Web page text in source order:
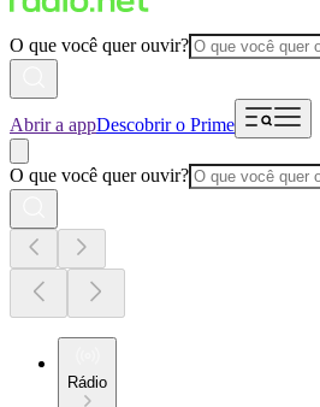
O que você quer ouvir?
Abrir a appDescobrir o Prime
O que você quer ouvir?
Rádio